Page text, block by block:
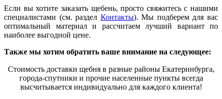
Если вы хотите заказать щебень, просто свяжитесь с нашими
специалистами (см. раздел Контакты). Мы подберем для вас
оптимальный материал и рассчитаем лучший вариант по
наиболее выгодной цене.
Также мы хотим обратить ваше внимание на следующее:
Стоимость доставки щебня в разные районы Екатеринбурга,
города-спутники и прочие населенные пункты всегда
высчитывается индивидуально для каждого клиента!